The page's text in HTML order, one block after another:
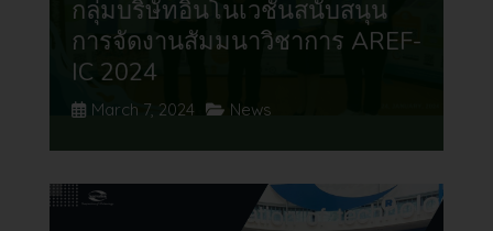
กลุ่มบริษัทอินโนเวชั่นสนับสนุน
การจัดงานสัมมนาวิชาการ AREF-
IC 2024
March 7, 2024 News